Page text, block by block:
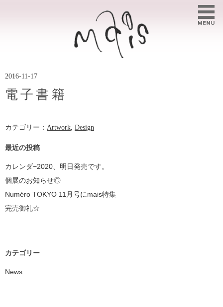
2016-11-17
電子書籍
カテゴリー： Artwork, Design
最近の投稿
カレンダ−2020、明日発売です。
個展のお知らせ◎
Numéro TOKYO 11月号にmais特集
完売御礼☆
カテゴリー
News